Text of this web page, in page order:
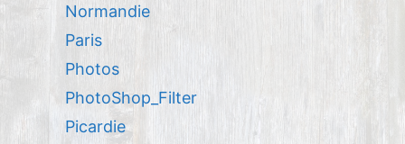
Normandie
Paris
Photos
PhotoShop_Filter
Picardie